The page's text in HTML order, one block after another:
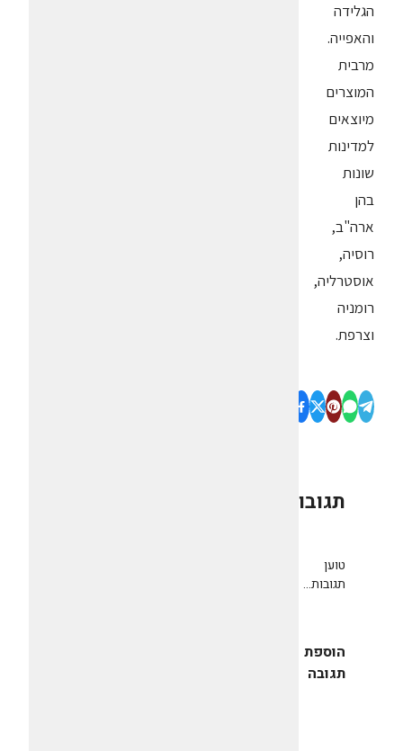
הגלידה
והאפייה.
מרבית
המוצרים
מיוצאים
למדינות
שונות
בהן
ארה"ב,
רוסיה,
אוסטרליה,
רומניה
וצרפת.
תגובות
טוען
תגובות...
הוספת
תגובה